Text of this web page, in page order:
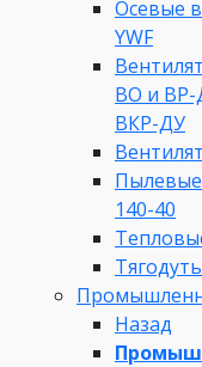
Осевые
YWF
ВО и
ВКР-ДУ
140-40
Назад